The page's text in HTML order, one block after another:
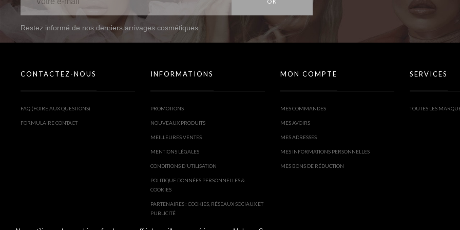
Restez informé de nos derniers arrivages cosmétiques.
CONTACTEZ-NOUS
FAQ (FOIRE AUX QUESTIONS)
FORMULAIRE CONTACT
INFORMATIONS
PROMOTIONS
NOUVEAUX PRODUITS
MEILLEURES VENTES
MENTIONS LÉGALES
CONDITIONS D'UTILISATION
POLITIQUE DONNÉES PERSONNELLES &
COOKIES
PARTENAIRES : COOKIES, RÉSEAUX SOCIAUX ET
PUBLICITÉ
MON COMPTE
MES COMMANDES
MES AVOIRS
MES ADRESSES
MES INFORMATIONS PERSONNELLES
MES BONS DE RÉDUCTION
SERVICES
TOUTES LES